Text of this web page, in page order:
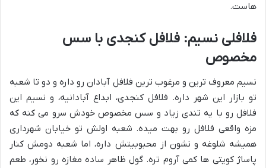
هاست.
فلافلی نسیم: فلافل کنجدی با سس
مخصوص
نسیم معروف ترین و مرغوب ترین فلافل آبادان رو داره و دو تا شعبه
تو بازار این شهر داره. فلافل کنجدی، ابداع آبادانیه، و نسیم این
فلافل رو با یه تندی زیاد و سس مخصوص خودش سرو می کنه که
مزه واقعی فلافل رو بهت میده. شعبه اولش تو خیابان شهرداری
همیشه شلوغه و نشون از محبوبیتش داره، اما شعبه دومش کنار
پاساژ کویتی ها کمی آروم تره. گول ظاهر ساده مغازه رو نخور، طعم